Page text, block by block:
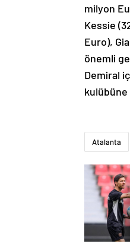
milyon
Kessie
Euro),
önemli
Demiral
kulübüne
Atalanta